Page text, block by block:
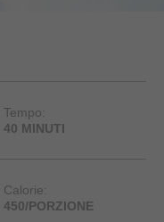
Tempo:
40 MINUTI
Calorie:
450/PORZIONE